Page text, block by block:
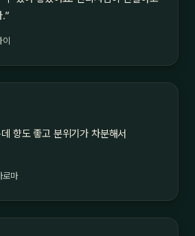
향도 좋고 분위기가 차분해서
로마